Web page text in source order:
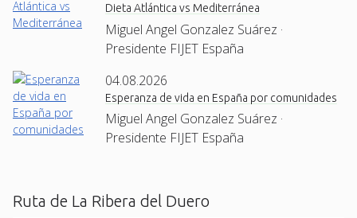
Dieta Atlántica vs Mediterránea
Miguel Angel Gonzalez Suárez ·
Presidente FIJET España
04.08.2026
Esperanza de vida en España por comunidades
Miguel Angel Gonzalez Suárez ·
Presidente FIJET España
Ruta de La Ribera del Duero